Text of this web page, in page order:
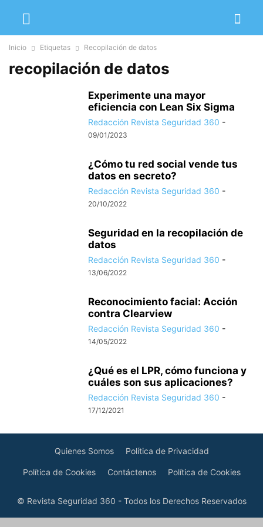
Inicio Etiquetas Recopilación de datos
recopilación de datos
Experimente una mayor
eficiencia con Lean Six Sigma
Redacción Revista Seguridad 360 -
09/01/2023
¿Cómo tu red social vende tus
datos en secreto?
Redacción Revista Seguridad 360 -
20/10/2022
Seguridad en la recopilación de
datos
Redacción Revista Seguridad 360 -
13/06/2022
Reconocimiento facial: Acción
contra Clearview
Redacción Revista Seguridad 360 -
14/05/2022
¿Qué es el LPR, cómo funciona y
cuáles son sus aplicaciones?
Redacción Revista Seguridad 360 -
17/12/2021
Quienes Somos Política de Privacidad
Política de Cookies Contáctenos Política de Cookies
© Revista Seguridad 360 - Todos los Derechos Reservados